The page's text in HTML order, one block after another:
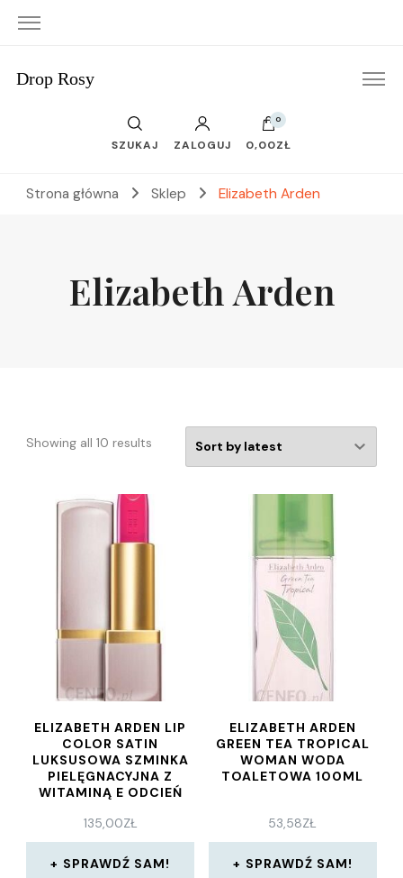
Drop Rosy
SZUKAJ ZALOGUJ
0
0,00ZŁ
Strona główna Sklep Elizabeth Arden
Elizabeth Arden
Showing all 10 results
ELIZABETH ARDEN LIP
COLOR SATIN
LUKSUSOWA SZMINKA
PIELĘGNACYJNA Z
WITAMINĄ E ODCIEŃ
135,00ZŁ
SPRAWDŹ SAM!
ELIZABETH ARDEN
GREEN TEA TROPICAL
WOMAN WODA
TOALETOWA 100ML
53,58ZŁ
SPRAWDŹ SAM!